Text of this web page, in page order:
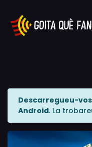
Descarregueu-
Android. La